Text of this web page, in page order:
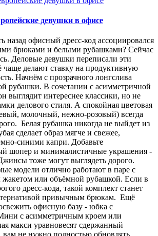
девушки в офисе
назад офисный дресс-код ассоциировался
брюками и белыми рубашками? Сейчас
Деловые девушки переписали эти
чаще делают ставку на продуктивную
Начнём с прозрачного лонгслива
рубашки. В сочетании с асимметричной
выглядит интереснее классики, но не
делового стиля. А спокойная цветовая
молочный, нежно-розовый) всегда
Белая рубашка никогда не выйдет из
сделает образ мягче и свежее,
синими капри. Добавьте
шопер и минималистичные украшения -
тоже могут выглядеть дорого.
модели отлично работают в паре с
или объёмной рубашкой. Если в
дресс-кода, такой комплект станет
привычным брюкам. Ещё
офисную базу - юбка с
с асимметричным кроем или
макси уравновесят сдержанный